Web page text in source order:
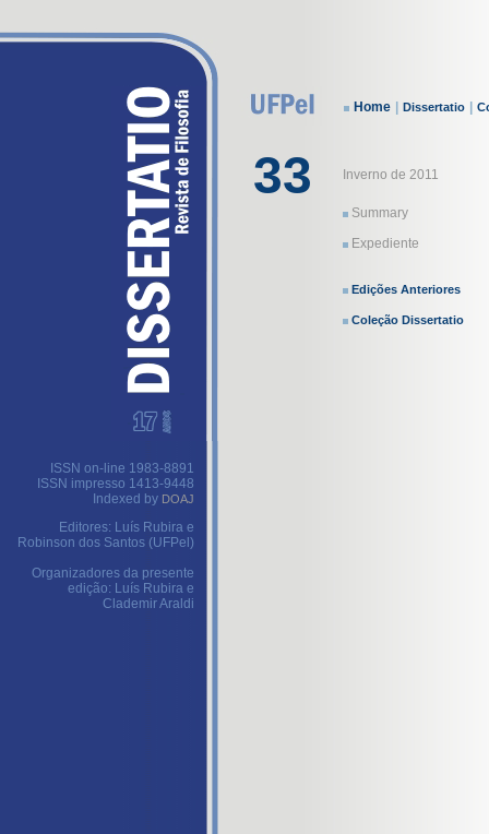
ISSN on-line 1983-8891
ISSN impresso 1413-9448
Indexed by DOAJ
Editores: Luís Rubira e
Robinson dos Santos (UFPel)
Organizadores da presente
edição: Luís Rubira e
Clademir Araldi
Home Dissertatio
33 Inverno de 2011
Summary
Expediente
Edições Anteriores
Coleção Dissertatio